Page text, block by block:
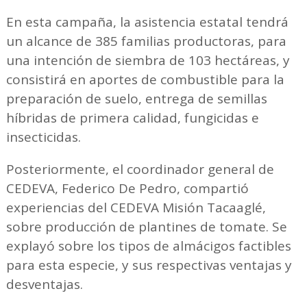
En esta campaña, la asistencia estatal tendrá
un alcance de 385 familias productoras, para
una intención de siembra de 103 hectáreas, y
consistirá en aportes de combustible para la
preparación de suelo, entrega de semillas
híbridas de primera calidad, fungicidas e
insecticidas.
Posteriormente, el coordinador general de
CEDEVA, Federico De Pedro, compartió
experiencias del CEDEVA Misión Tacaaglé,
sobre producción de plantines de tomate. Se
explayó sobre los tipos de almácigos factibles
para esta especie, y sus respectivas ventajas y
desventajas.